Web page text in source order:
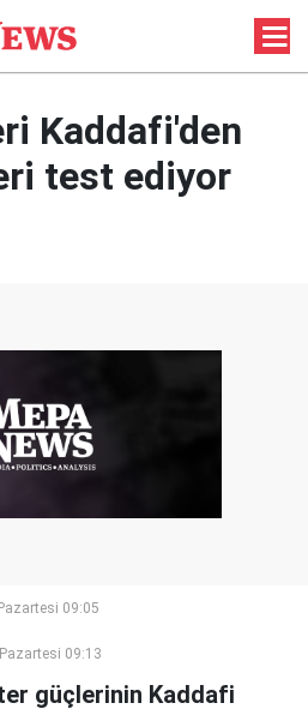
Kaddafi'den
test ediyor
09:05
09:13
güçlerinin Kaddafi